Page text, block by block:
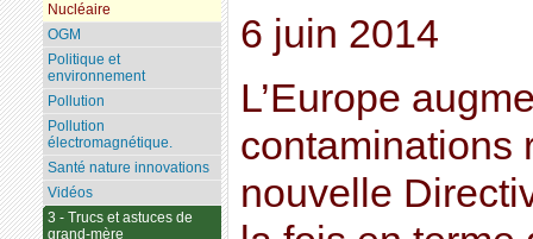
6 juin 2014
L’Europe
contaminations
nouvelle
Nucléaire
OGM
Politique et
environnement
Pollution
Pollution
électromagnétique.
Santé nature innovations
Vidéos
3 - Trucs et astuces de
grand-mère